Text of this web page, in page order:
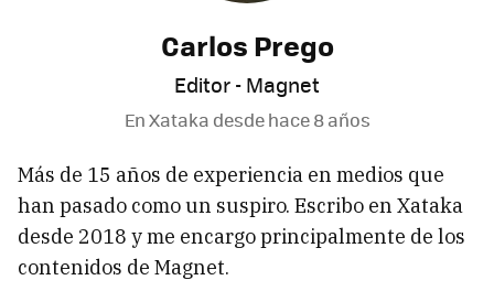
Carlos Prego
Editor - Magnet
En Xataka desdehace 8 años
Más de 15 años de experiencia en medios que
han pasado como un suspiro. Escribo en Xataka
desde 2018 y me encargo principalmente de los
contenidos de Magnet.